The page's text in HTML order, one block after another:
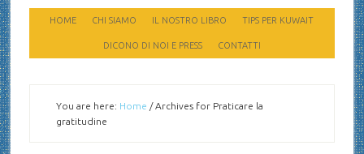
HOME CHI SIAMO IL NOSTRO LIBRO TIPS PER KUWAIT
DICONO DI NOI E PRESS CONTATTI
You are here: Home /Archives for Praticare la
gratitudine